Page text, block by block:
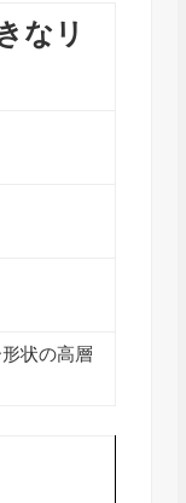
なリ
状の高層